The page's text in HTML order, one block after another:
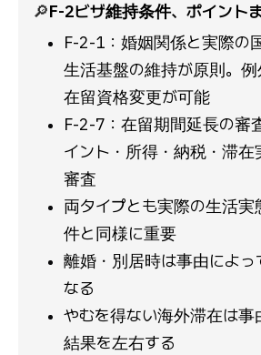
🔎F-2ビザ維持条件、ポイント
F-2-1：婚姻関係と実際の
生活基盤の維持が原則。例
在留資格変更が可能
F-2-7：在留期間延長の審
イント・所得・納税・滞
審査
両タイプとも実際の生活
件と同様に重要
離婚・別居時は事由によ
なる
やむを得ない海外滞在は
結果を左右する